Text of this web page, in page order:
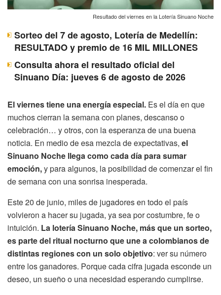
Resultado del viernes en la Lotería Sinuano Noche
Sorteo del 7 de agosto, Lotería de Medellín:
RESULTADO y premio de 16 MIL MILLONES
Consulta ahora el resultado oficial del
Sinuano Día: jueves 6 de agosto de 2026
El viernes tiene una energía especial. Es el día en que
muchos cierran la semana con planes, descanso o
celebración… y otros, con la esperanza de una buena
noticia. En medio de esa mezcla de expectativas, el
Sinuano Noche llega como cada día para sumar
emoción,y para algunos, la posibilidad de comenzar el fin
de semana con una sonrisa inesperada.
Este 20 de junio, miles de jugadores en todo el país
volvieron a hacer su jugada, ya sea por costumbre, fe o
intuición. La lotería Sinuano Noche, más que un sorteo,
es parte del ritual nocturno que une a colombianos de
distintas regiones con un solo objetivo: ver su número
entre los ganadores. Porque cada cifra jugada esconde un
deseo, un sueño o una necesidad esperando cumplirse.